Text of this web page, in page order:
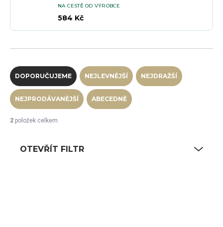
NA CESTĚ OD VÝROBCE
584 Kč
Řazení produktů
DOPORUČUJEME NEJLEVNĚJŠÍ NEJDRAŽŠÍ
NEJPRODÁVANĚJŠÍ ABECEDNĚ
2 položek celkem
OTEVŘÍT FILTR